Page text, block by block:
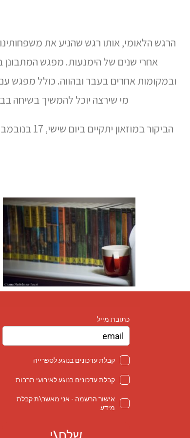
הרגש הלאומי, אותו רגש שהניע את
אחרי שנים של הימנעות. מפגש המתבונן
ובמקומות אחרים בעבר ובהווה. כולל מפגש
מי שירצה יוכל להמשיך בשיחה
הביקור במוזאון יתקיים ביום שישי, 17 בנובמבר, בשעה 00:10.